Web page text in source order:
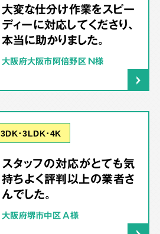
大変な仕分け作業をスピー
ディーに対応してくださり、
本当に助かりました。
大阪府大阪市阿倍野区 N様
3DK･3LDK･4K
スタッフの対応がとても気
持ちよく評判以上の業者さ
んでした。
大阪府堺市中区 A様